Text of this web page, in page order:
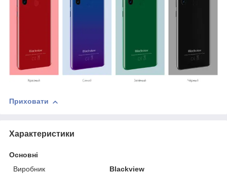
Приховати
Характеристики
Основні
Виробник
Blackview